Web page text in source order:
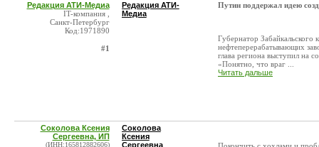
Редакция АТИ-Медиа
IT-компания ,
Санкт-Петербург
Код:1971890
#1
Редакция АТИ-
Медиа
Путин поддержал идею
Губернатор
нефтеперерабатывающих
глава региона выступил на
«Понятно, что враг ...
Читать дальше
Соколова Ксения
Сергеевна, ИП
(ИНН:165812882606)
Соколова
Ксения
Сергеевна